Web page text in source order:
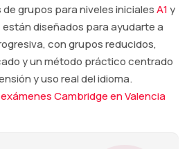
de grupos para niveles inicialesA1y
están diseñados para ayudarte a
con grupos reducidos,
y un método práctico centrado
y uso real del idioma.
Cambridge en Valencia